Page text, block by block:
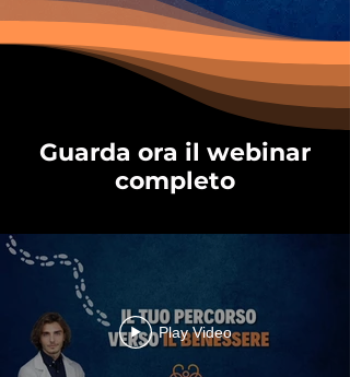
Guarda ora il webinar
completo
Play Video